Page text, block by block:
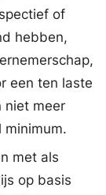
of
hebben,
een ten laste
niet meer
minimum.
met als
op basis